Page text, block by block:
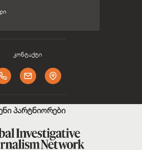
კონტაქტი
პარტნიორები